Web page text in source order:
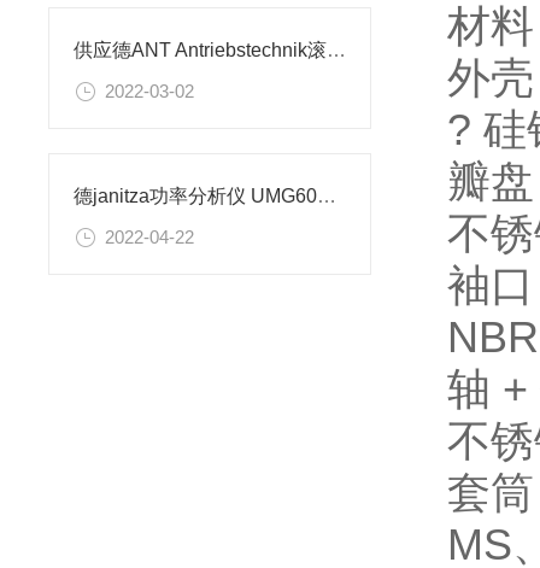
供应德ANT Antriebstechnik滚珠丝杠螺母
2022-03-02
德janitza功率分析仪 UMG604压力表电源
2022-04-22
材料
外壳
? 硅
瓣盘
不
袖口
轴 +
不
套筒
MS